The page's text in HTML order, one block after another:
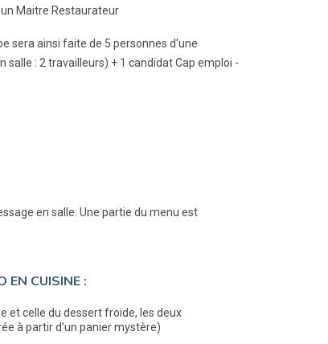
Maitre Restaurateur
sera ainsi faite de 5 personnes d'une
: 2 travailleurs) + 1 candidat Cap emploi -
en salle. Une partie du menu est
EN CUISINE :
et celle du dessert froide, les deux
à partir d’un panier mystère)